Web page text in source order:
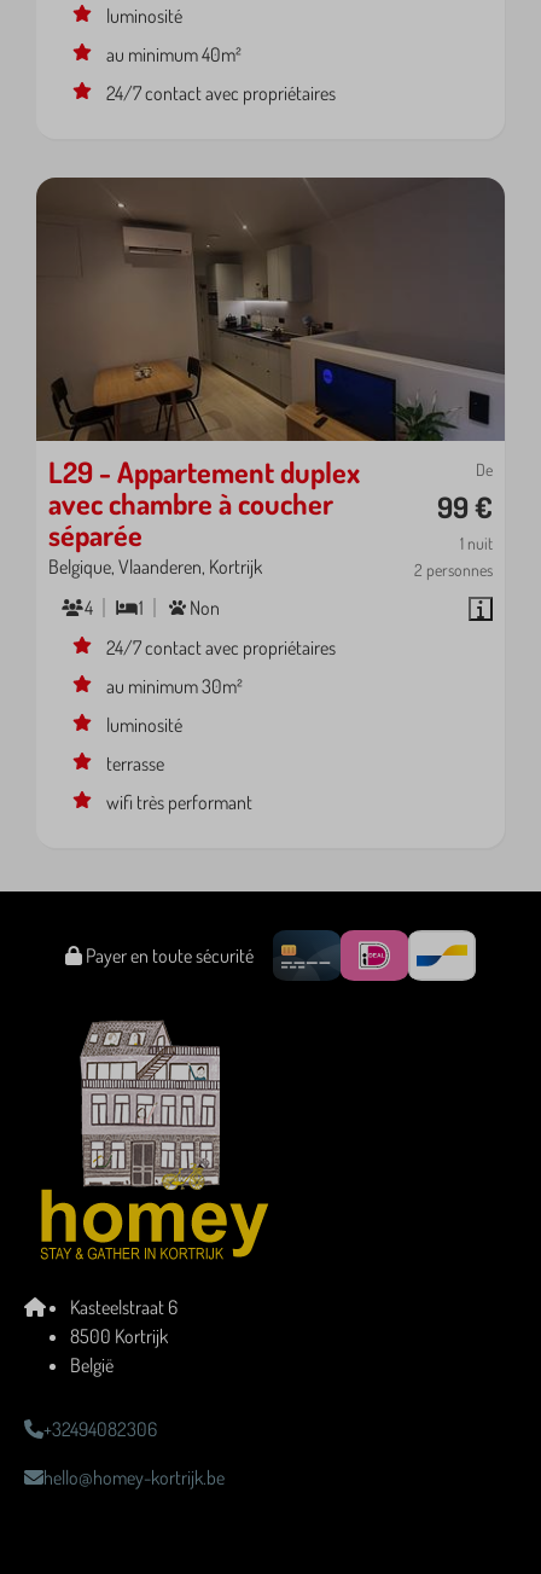
luminosité
au minimum 40m²
24/7 contact avec propriétaires
De
99 €
1 nuit
2 personnes
L29 - Appartement duplex
avec chambre à coucher
séparée
Belgique, Vlaanderen, Kortrijk
4
1
Non
24/7 contact avec propriétaires
au minimum 30m²
luminosité
terrasse
wifi très performant
Payer en toute sécurité
Kasteelstraat 6
8500 Kortrijk
België
+32494082306
hello@homey-kortrijk.be